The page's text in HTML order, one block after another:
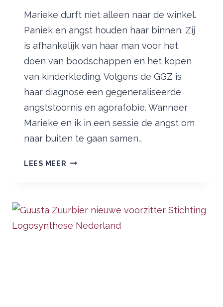
Marieke durft niet alleen naar de winkel.
Paniek en angst houden haar binnen. Zij
is afhankelijk van haar man voor het
doen van boodschappen en het kopen
van kinderkleding. Volgens de GGZ is
haar diagnose een gegeneraliseerde
angststoornis en agorafobie. Wanneer
Marieke en ik in een sessie de angst om
naar buiten te gaan samen…
LEES MEER VAN
MARIEKE
GAAT